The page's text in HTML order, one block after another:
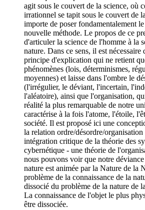
agit sous le couvert de la science, où
irrationnel se tapit sous le couvert de
importe de poser fondamentalement
nouvelle méthode. Le propos de ce
d'articuler la science de l'homme à la
nature. Dans ce sens, il est nécessaire
principe d'explication qui ne retient
phénomènes (lois, déterminismes,
moyennes) et laisse dans l'ombre le
(l'irrégulier, le déviant, l'incertain,
l'aléatoire), ainsi que l'organisation,
réalité la plus remarquable de notre
caractérise à la fois l'atome, l'étoile,
société. Il est proposé ici une
la relation ordre/désordre/
intégration critique de la théorie des
cybernétique - une théorie de
nous pouvons voir que notre
nature est animée par la Nature de la
problème de la connaissance de la
dissocié du problème de la nature de
La connaissance de l'objet le plus
être dissociée.